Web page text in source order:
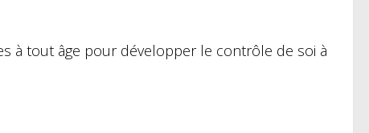
à tout âge pour développer le contrôle de soi à